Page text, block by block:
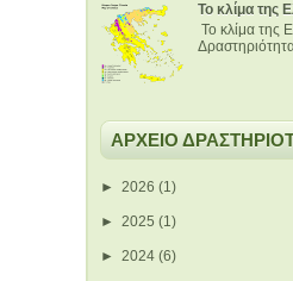
Το κλίμα της
Το κλίμα της
ΑΡΧΕΙΟ
► 2026 (1)
► 2025 (1)
► 2024 (6)